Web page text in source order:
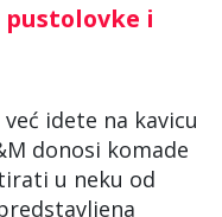
pustolovke i
idete na kavicu
donosi komade
u neku od